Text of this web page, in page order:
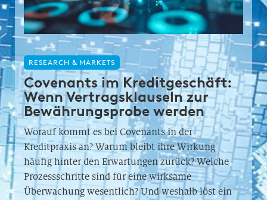
RESEARCH & MARKETS
Covenants im Kreditgeschäft:
Wenn Vertragsklauseln zur
Bewährungsprobe werden
Worauf kommt es bei Covenants in der
Kreditpraxis an? Warum bleibt ihre Wirkung
häufig hinter den Erwartungen zurück? Welche
Prozessschritte sind für eine wirksame
Überwachung wesentlich? Und weshalb löst ein